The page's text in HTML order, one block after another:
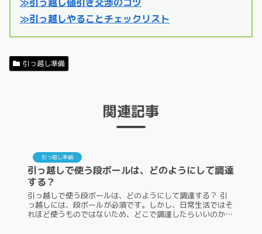
≫引っ越しやることチェックリスト
引っ越し準備
関連記事
引っ越し準備
引っ越しで使う段ボールは、どのようにして調達
する？
引っ越しで使う段ボールは、どのようにして調達する？ 引
っ越しには、段ボールが必須です。しかし、日常生活ではそ
れほど使うものではないため、どこで調達したらいいのかわ